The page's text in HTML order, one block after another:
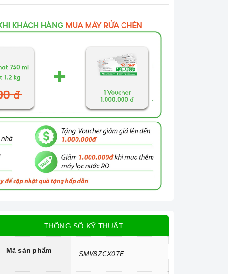
THÔNG SỐ KỸ THUẬT
Mã sản phẩm SMV8ZCX07E